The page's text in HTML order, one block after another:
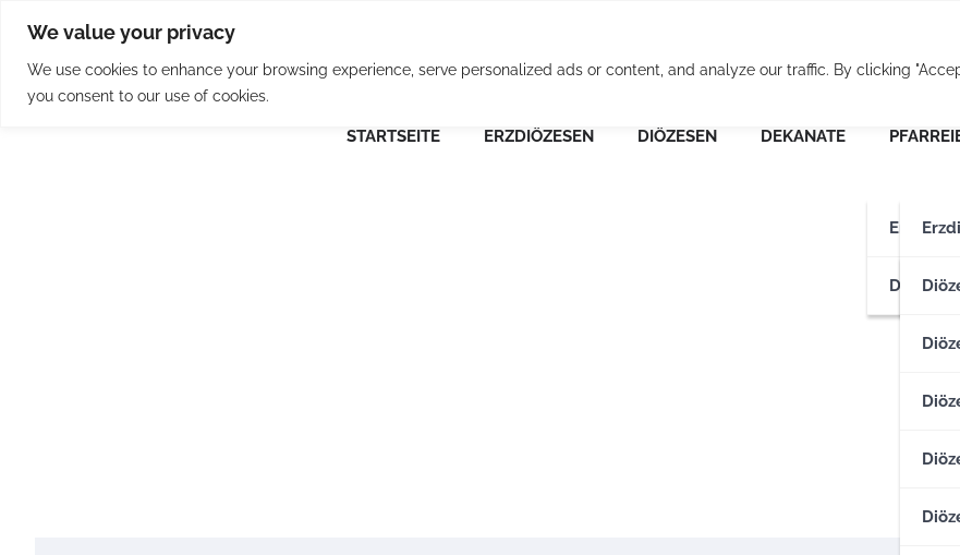
We value your privacy
We use cookies to enhance your browsing experience, serve personalized ads or content, and analyze our traffic. By clicking
you consent to our use of cookies.
content
Osterreichische
STARTSEITE ERZDIÖZESEN DIÖZESEN DEKANATE
Diözesen